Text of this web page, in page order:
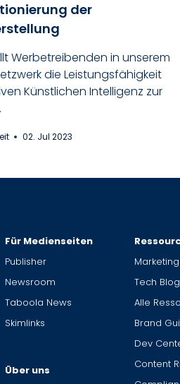
der
Werbetreibenden in unserem
die Leistungsfähigkeit
Künstlichen Intelligenz zur
02. Jul 2023
Für Medienseiten
Publisher
Newsroom
Taboola News
Skimlinks
Über uns
Tech Blog
Alle
Brand
Dev
Content